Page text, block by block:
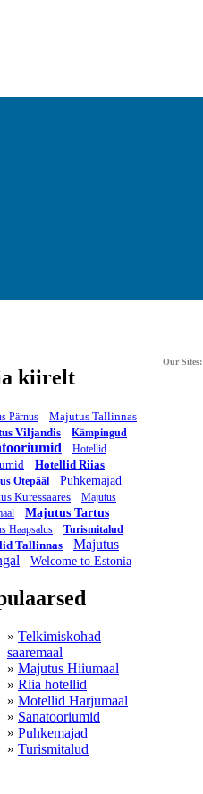
kiirelt
Pärnus
Majutus Tallinnas
Viljandis
Kämpingud
Hotellid
Hotellid Riias
Otepääl
Puhkemajad
Kuressaares
Majutus
Majutus Tartus
Haapsalus Turismitalud
Tallinnas
Majutus
Welcome to Estonia
» Telkimiskohad
saaremaal
» Majutus Hiiumaal
» Riia hotellid
» Motellid Harjumaal
» Sanatooriumid
» Puhkemajad
» Turismitalud
Our Sites: